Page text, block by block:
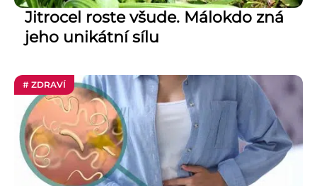
Jitrocel roste všude. Málokdo zná
jeho unikátní sílu
# ZDRAVÍ